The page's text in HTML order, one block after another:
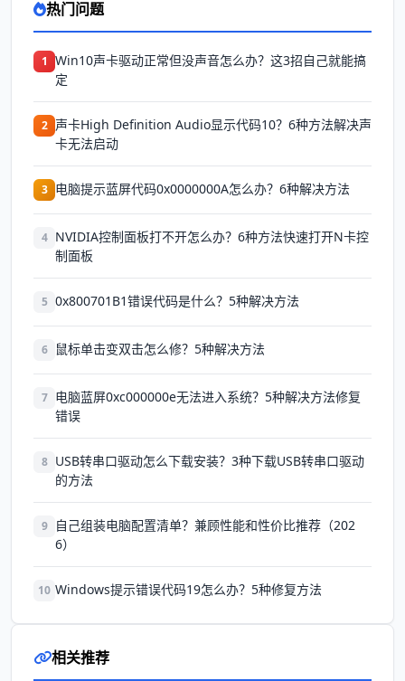
热门问题
1 Win10声卡驱动正常但没声音怎么办？这3招自己就能搞
定
2 声卡High Definition Audio显示代码10？6种方法解决声
卡无法启动
3 电脑提示蓝屏代码0x0000000A怎么办？6种解决方法
4 NVIDIA控制面板打不开怎么办？6种方法快速打开N卡控
制面板
5 0x800701B1错误代码是什么？5种解决方法
6 鼠标单击变双击怎么修？5种解决方法
7 电脑蓝屏0xc000000e无法进入系统？5种解决方法修复
错误
8 USB转串口驱动怎么下载安装？3种下载USB转串口驱动
的方法
9
自己组装电脑配置清单？兼顾性能和性价比推荐（202
6）
10 Windows提示错误代码19怎么办？5种修复方法
相关推荐